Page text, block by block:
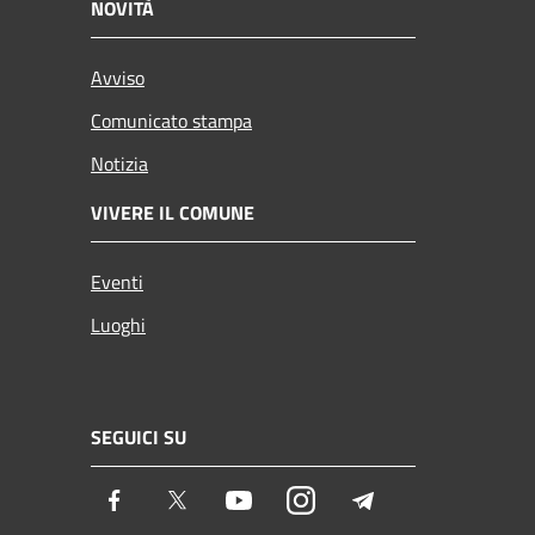
NOVITÀ
Avviso
Comunicato stampa
Notizia
VIVERE IL COMUNE
Eventi
Luoghi
SEGUICI SU
Facebook Twitter YoutubeInstagram